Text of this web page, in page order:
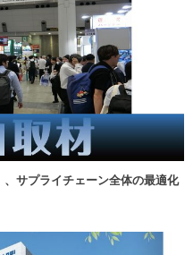
、サプライチェーン全体の最適化